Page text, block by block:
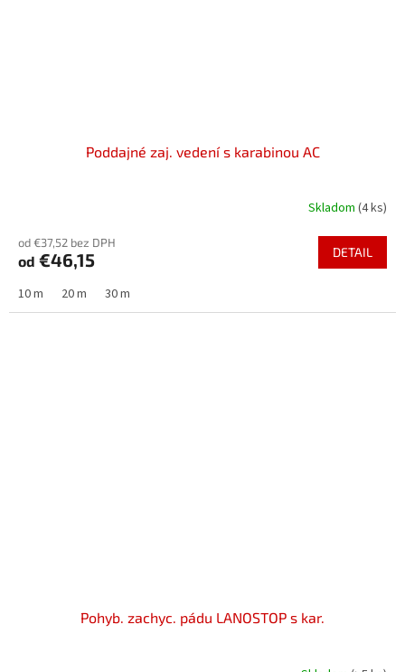
Poddajné zaj. vedení s karabinou AC
Skladom (4 ks)
od €37,52 bez DPH
od €46,15 DETAIL
10 m 20 m 30 m
Pohyb. zachyc. pádu LANOSTOP s kar.